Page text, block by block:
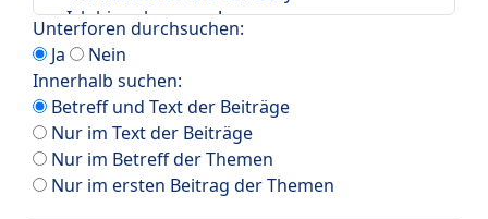
Unterforen durchsuchen:
Ja
Nein
Innerhalb suchen:
Betreff und Text der Beiträge
Nur im Text der Beiträge
Nur im Betreff der Themen
Nur im ersten Beitrag der Themen